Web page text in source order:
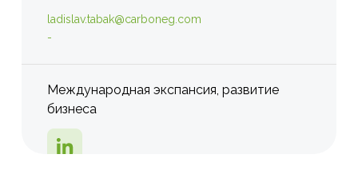
ladislav.tabak@carboneg.com
-
Международная экспансия, развитие
бизнеса